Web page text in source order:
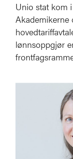
Unio stat kom
Akademikerne
lønnsoppgjør